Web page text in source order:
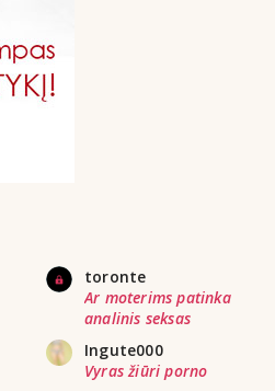
toronte
Ar moterims patinka
analinis seksas
Ingute000
Vyras žiūri porno